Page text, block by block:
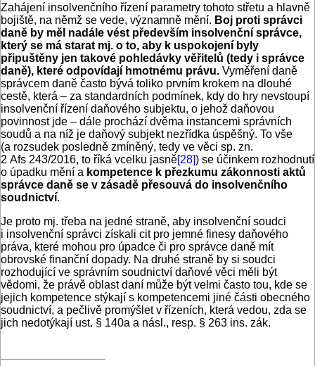
Zahájení insolvenčního řízení parametry tohoto střetu a hlavně
bojiště, na němž se vede, významně mění. Boj proti správci
daně by měl nadále vést především insolvenční správce,
který se má starat mj. o to, aby k uspokojení byly
připuštěny jen takové pohledávky věřitelů (tedy i správce
daně), které odpovídají hmotnému právu. Vyměření daně
správcem daně často bývá toliko prvním krokem na dlouhé
cestě, která – za standardních podmínek, kdy do hry nevstoupí
insolvenční řízení daňového subjektu, o jehož daňovou
povinnost jde – dále prochází dvěma instancemi správních
soudů a na níž je daňový subjekt nezřídka úspěšný. To vše
(a rozsudek posledně zmíněný, tedy ve věci sp. zn.
2 Afs 243/2016, to říká vcelku jasně[28]) se účinkem rozhodnutí
o úpadku mění a kompetence k přezkumu zákonnosti aktů
správce daně se v zásadě přesouvá do insolvenčního
soudnictví.
Je proto mj. třeba na jedné straně, aby insolvenční soudci
i insolvenční správci získali cit pro jemné finesy daňového
práva, které mohou pro úpadce či pro správce daně mít
obrovské finanční dopady. Na druhé straně by si soudci
rozhodující ve správním soudnictví daňové věci měli být
vědomi, že právě oblast daní může být velmi často tou, kde se
jejich kompetence stýkají s kompetencemi jiné části obecného
soudnictví, a pečlivě promýšlet v řízeních, která vedou, zda se
jich nedotýkají ust. § 140a a násl., resp. § 263 ins. zák.